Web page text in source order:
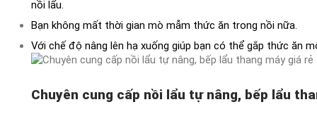
nồi lẩu.
Bạn không mất thời gian mò mẫm thức ăn trong nồi nữa.
Với chế độ nâng lên hạ xuống giúp bạn có thể gắp thức ăn
Chuyên cung cấp nồi lẩu tự nâng, bếp lẩu